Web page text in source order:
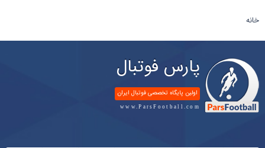
خانه
پارس فوتبال
اولین پایگاه تخصصی فوتبال ایران
www.ParsFootball.com